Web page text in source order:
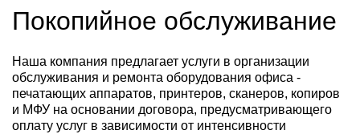
Покопийное обслуживание
Наша компания предлагает услуги в организации
обслуживания и ремонта оборудования офиса -
печатающих аппаратов, принтеров, сканеров, копиров
и МФУ на основании договора, предусматривающего
оплату услуг в зависимости от интенсивности